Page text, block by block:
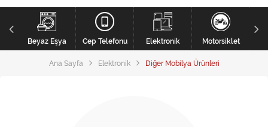
GİYİM
Kişisel Bakım
Mobilya
Beyaz Eşya
Cep Telefonu Elektronik Motorsiklet
Ana Sayfa Elektronik Diğer Mobilya Ürünleri